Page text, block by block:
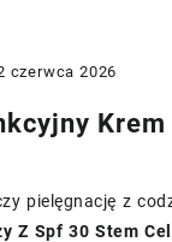
czerwca 2026
pielęgnację z
Z Spf 30 Stem